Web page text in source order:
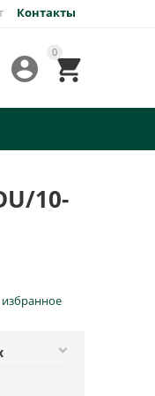
Контакты
0


10-